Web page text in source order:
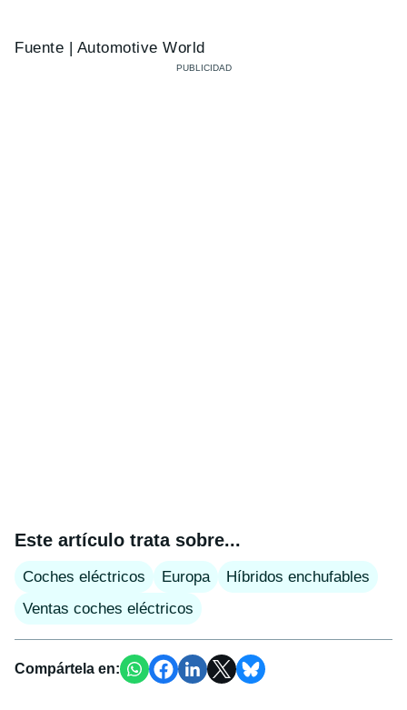
Fuente | Automotive World
Este artículo trata sobre...
Coches eléctricos Europa
Híbridos enchufables
Ventas coches eléctricos
Compártela en: